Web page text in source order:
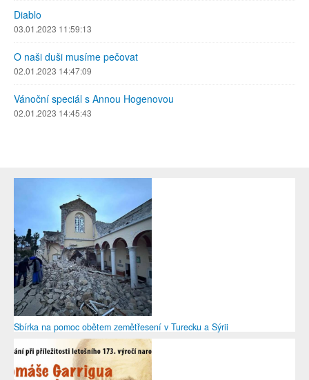
Diablo
03.01.2023 11:59:13
O naši duši musíme pečovat
02.01.2023 14:47:09
Vánoční speciál s Annou Hogenovou
02.01.2023 14:45:43
Sbírka na pomoc obětem zemětřesení v Turecku a Sýrii